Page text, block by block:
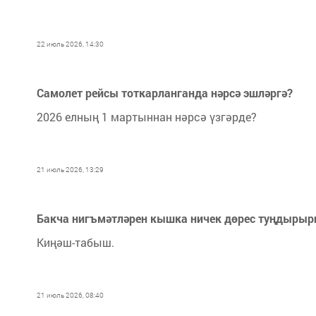
22 июль 2026, 14:30
Самолет рейсы тоткарланганда нәрсә эшләргә?
2026 елның 1 мартыннан нәрсә үзгәрде?
21 июль 2026, 13:29
Бакча нигъмәтләрен кышка ничек дөрес
Киңәш-табыш.
21 июль 2026, 08:40